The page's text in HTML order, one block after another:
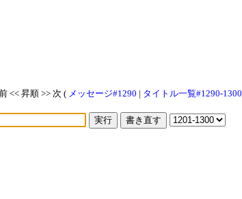
<< 昇順 >> 次 ( メッセージ#1290 | タイトル一覧#1290-1300